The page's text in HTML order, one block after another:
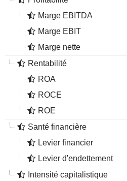
Marge EBITDA
Marge EBIT
Marge nette
Rentabilité
ROA
ROCE
ROE
Santé financière
Levier financier
Levier d'endettement
Intensité capitalistique